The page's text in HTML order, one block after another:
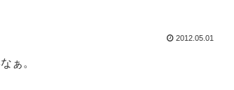
2012.05.01
ぁ。